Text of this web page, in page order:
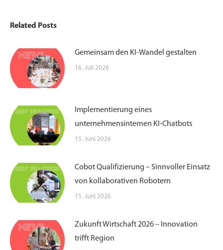
Related Posts
Gemeinsam den KI-Wandel gestalten
16. Juli 2026
Implementierung eines
unternehmensinternen KI-Chatbots
15. Juni 2026
Cobot Qualifizierung – Sinnvoller Einsatz
von kollaborativen Robotern
15. Juni 2026
Zukunft Wirtschaft 2026 – Innovation
trifft Region